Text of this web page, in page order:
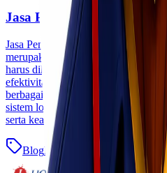
Jasa Pengiriman Vaksin ke
Jasa Pengiriman Vaksin ke Seluruh
merupakan bagian penting dalam
harus dikirim dengan prosedur yang
efektivitasnya tetap terjaga hingga
berbagai daerah. Oleh karena itu,
sistem logistik khusus yang mampu
serta keamanan selama proses
BlogBaca Selengkapnya